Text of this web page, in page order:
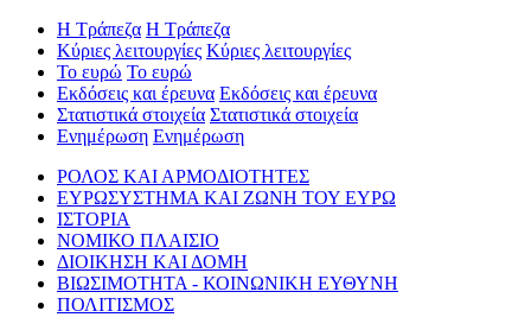
Η Τράπεζα Η Τράπεζα
Κύριες λειτουργίες Κύριες λειτουργίες
Το ευρώ Το ευρώ
Εκδόσεις και έρευνα Εκδόσεις και έρευνα
Στατιστικά στοιχεία Στατιστικά στοιχεία
Ενημέρωση Ενημέρωση
ΡΟΛΟΣ ΚΑΙ ΑΡΜΟΔΙΟΤΗΤΕΣ
ΕΥΡΩΣΥΣΤΗΜΑ ΚΑΙ ΖΩΝΗ ΤΟΥ ΕΥΡΩ
ΙΣΤΟΡΙΑ
ΝΟΜΙΚΟ ΠΛΑΙΣΙΟ
ΔΙΟΙΚΗΣΗ ΚΑΙ ΔΟΜΗ
ΒΙΩΣΙΜΟΤΗΤΑ - ΚΟΙΝΩΝΙΚΗ ΕΥΘΥΝΗ
ΠΟΛΙΤΙΣΜΟΣ